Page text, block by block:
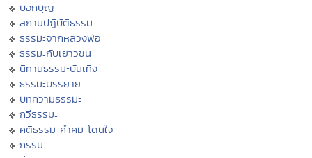
บอกบุญ
สถานปฏิบัติธรรม
ธรรมะจากหลวงพ่อ
ธรรมะกับเยาวชน
นิทานธรรมะบันเทิง
ธรรมะบรรยาย
บทความธรรมะ
กวีธรรมะ
คติธรรม คำคม โดนใจ
กรรม